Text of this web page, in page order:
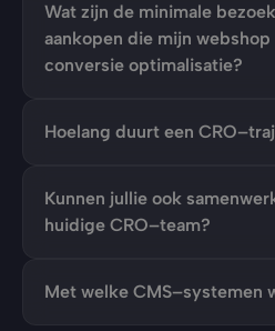
Wat zijn de minimale
aankopen die mijn
conversie optimalisatie?
Hoelang duurt een
Kunnen jullie ook
huidige CRO–team?
Met welke CMS–systemen